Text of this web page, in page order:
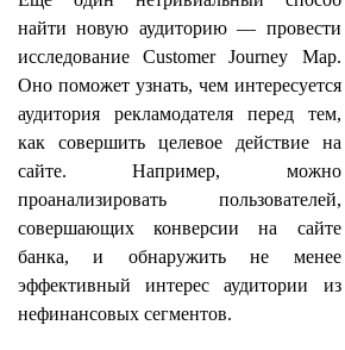
найти новую аудиторию — провести
исследование Customer Journey Map.
Оно поможет узнать, чем интересуется
аудитория рекламодателя перед тем,
как совершить целевое действие на
сайте. Например, можно
проанализировать пользователей,
совершающих конверсии на сайте
банка, и обнаружить не менее
эффективный интерес аудитории из
нефинансовых сегментов.